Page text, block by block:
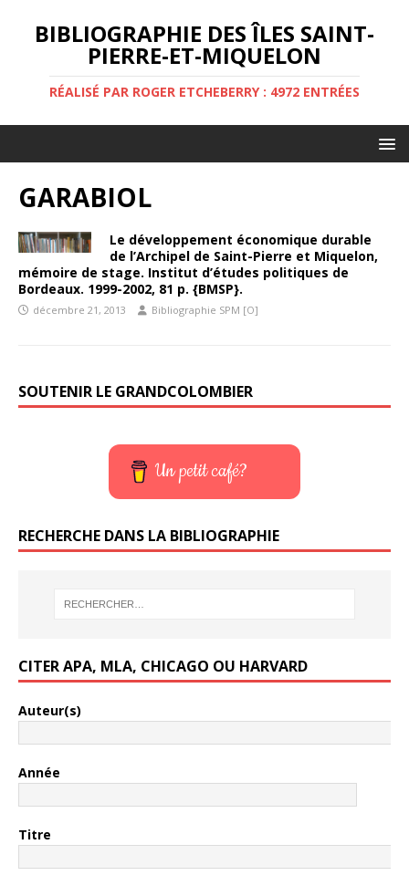
BIBLIOGRAPHIE DES ÎLES SAINT-
PIERRE-ET-MIQUELON
RÉALISÉ PAR ROGER ETCHEBERRY : 4972 ENTRÉES
GARABIOL
Le développement économique durable
de l’Archipel de Saint-Pierre et Miquelon,
mémoire de stage. Institut d’études politiques de
Bordeaux. 1999-2002, 81 p. {BMSP}.
décembre 21, 2013 Bibliographie SPM [O]
SOUTENIR LE GRANDCOLOMBIER
Un petit café?
RECHERCHE DANS LA BIBLIOGRAPHIE
CITER APA, MLA, CHICAGO OU HARVARD
Auteur(s)
Année
Titre